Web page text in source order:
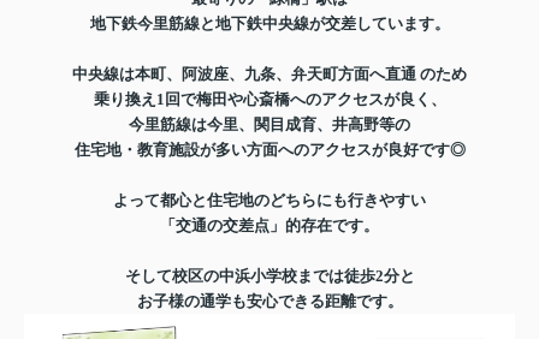
地下鉄今里筋線と地下鉄中央線が交差しています。
中央線は本町、阿波座、九条、弁天町方面へ直通 のため
乗り換え1回で梅田や心斎橋へのアクセスが良く、
今里筋線は今里、関目成育、井高野等の
住宅地・教育施設が多い方面へのアクセスが良好です◎
よって都心と住宅地のどちらにも行きやすい
「交通の交差点」的存在です。
そして校区の中浜小学校までは徒歩2分と
お子様の通学も安心できる距離です。